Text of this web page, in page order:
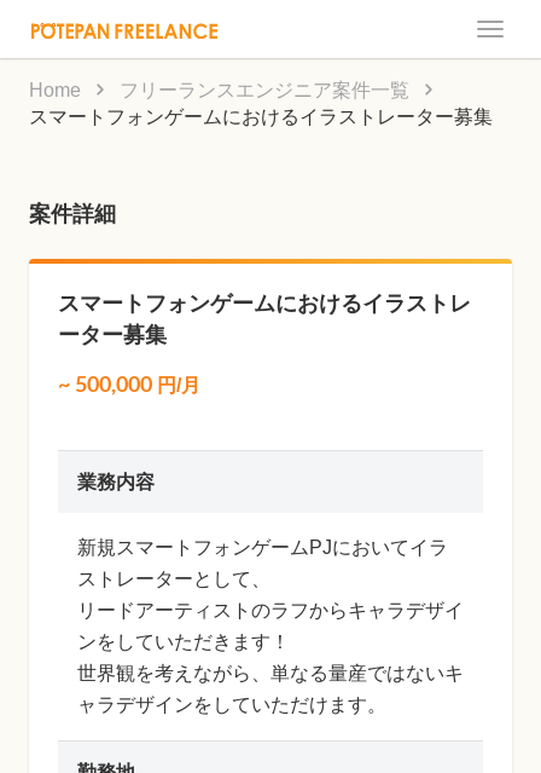
Toggle
Home
フリーランスエンジニア案件一覧
スマートフォンゲームにおけるイラストレーター募集
案件詳細
スマートフォンゲームにおけるイラストレ
ーター募集
~ 500,000 円/月
業務内容
新規スマートフォンゲームPJにおいてイラ
ストレーターとして、
リードアーティストのラフからキャラデザイ
ンをしていただきます！
世界観を考えながら、単なる量産ではないキ
ャラデザインをしていただけます。